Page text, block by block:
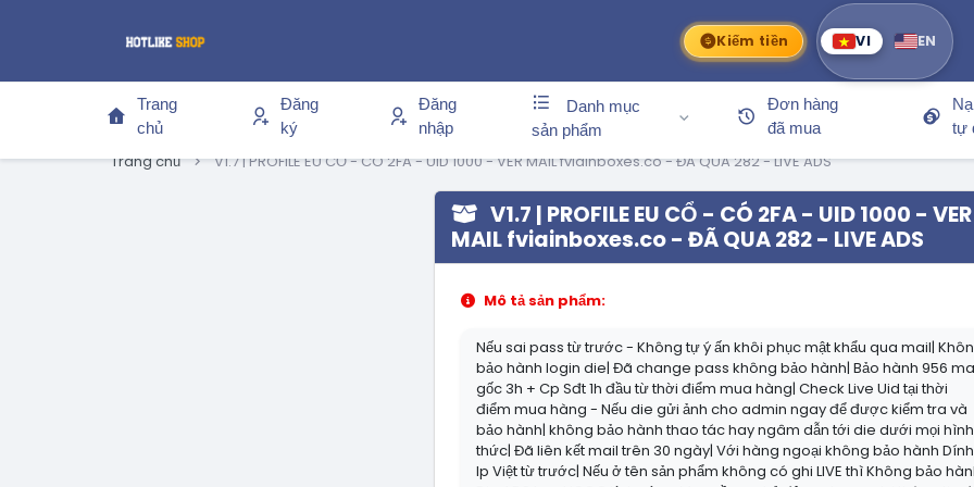
Kiếm tiền VI EN
Trang
chủ
Đăng
ký
Đăng
nhập
Danh mục
sản phẩm
Đơn hàng
đã mua
tự
Trang chủ V1.7 | PROFILE EU CỔ - CÓ 2FA - UID 1000 - VER MAIL fviainboxes.co - ĐÃ QUA 282 - LIVE ADS
V1.7 | PROFILE EU CỔ - CÓ 2FA - UID 1000 - VER
MAIL fviainboxes.co - ĐÃ QUA 282 - LIVE ADS
Mô tả sản phẩm:
Nếu sai pass từ trước - Không tự ý ấn khôi phục mật khẩu qua mail|
bảo hành login die| Đã change pass không bảo hành| Bảo hành 956
gốc 3h + Cp Sđt 1h đầu từ thời điểm mua hàng| Check Live Uid tại thời
điểm mua hàng - Nếu die gửi ảnh cho admin ngay để được kiểm tra và
bảo hành| không bảo hành thao tác hay ngâm dẫn tới die dưới mọi hình
thức| Đã liên kết mail trên 30 ngày| Với hàng ngoại không bảo hành Dính
Ip Việt từ trước| Nếu ở tên sản phẩm không có ghi LIVE thì Không bảo